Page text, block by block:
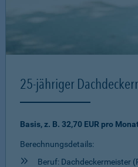
25-jähriger
Basis, z. B. 32,70 EUR pro
Berechnungsdetails:
Beruf: Dachdeckermeister